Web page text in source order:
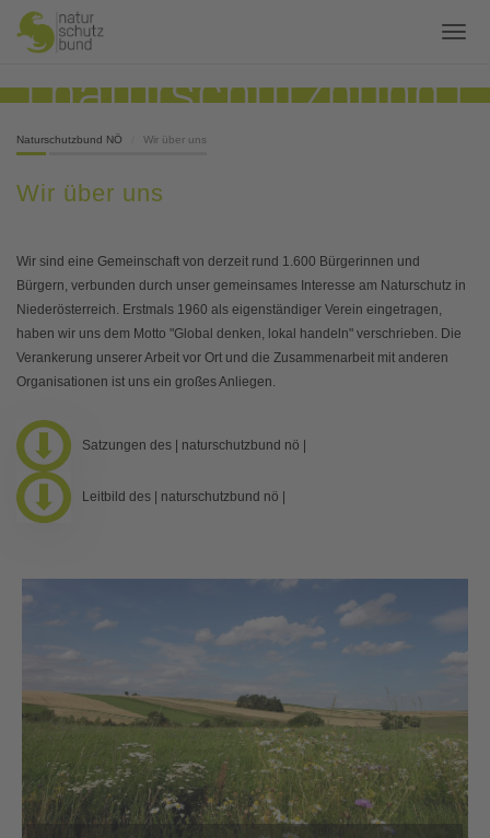
Naturschutzbund NÖ Wir über uns
Wir über uns
Wir sind eine Gemeinschaft von derzeit rund 1.600 Bürgerinnen und
Bürgern, verbunden durch unser gemeinsames Interesse am Naturschutz in
Niederösterreich. Erstmals 1960 als eigenständiger Verein eingetragen,
haben wir uns dem Motto "Global denken, lokal handeln" verschrieben. Die
Verankerung unserer Arbeit vor Ort und die Zusammenarbeit mit anderen
Organisationen ist uns ein großes Anliegen.
Satzungen des | naturschutzbund nö |
Leitbild des | naturschutzbund nö |